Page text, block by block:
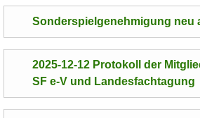
Sonderspielgenehmigung neu
2025-12-12 Protokoll der
SF e-V und Landesfachtagung